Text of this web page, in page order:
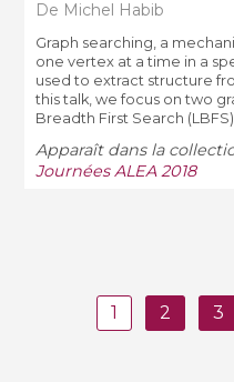
De Michel Habib
Graph searching, a
one vertex at a time in a
used to extract structure
this talk, we focus on two
Breadth First Search
Apparaît dans la
Journées ALEA 2018
1 2 3